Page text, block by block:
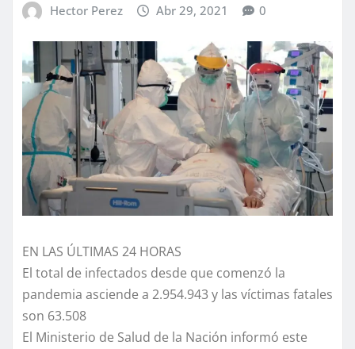
Hector Perez Abr 29, 2021 0
EN LAS ÚLTIMAS 24 HORAS
El total de infectados desde que comenzó la
pandemia asciende a 2.954.943 y las víctimas fatales
son 63.508
El Ministerio de Salud de la Nación informó este